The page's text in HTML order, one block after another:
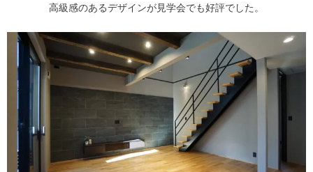
高級感のあるデザインが見学会でも好評でした。